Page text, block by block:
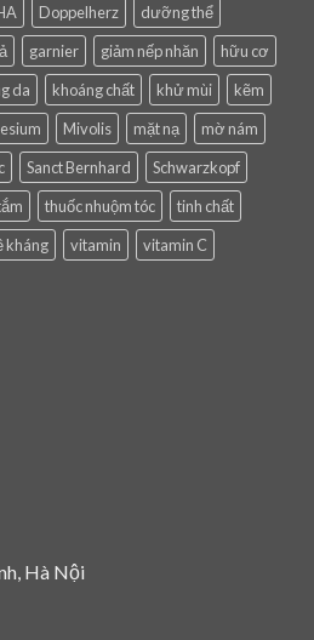
Doppelherz
dưỡng thể
garnier giảm nếp nhăn
hữu cơ
da khoáng chất khử mùi
kẽm
Mivolis mặt nạ
mờ nám
Sanct Bernhard
Schwarzkopf
thuốc nhuộm tóc
tinh chất
kháng vitamin
vitamin C
Hà Nội